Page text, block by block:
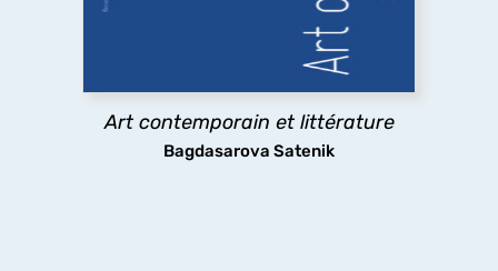
Art contemporain et littérature
Bagdasarova Satenik
jusqu’à l’usage par l’art contemporain de textes
explore les pratiques
découvrir